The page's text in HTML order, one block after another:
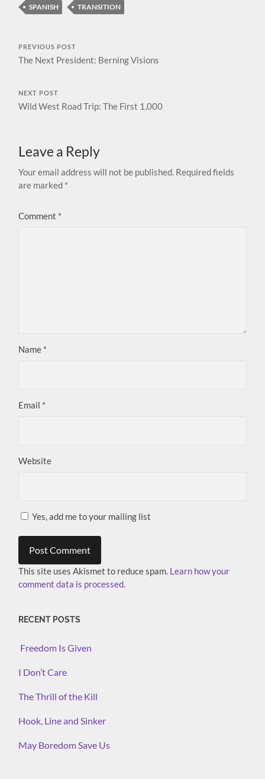
SPANISH TRANSITION
PREVIOUS POST
The Next President: Berning Visions
NEXT POST
Wild West Road Trip: The First 1,000
Leave a Reply
Your email address will not be published. Required fields
are marked *
Comment *
Name *
Email *
Website
Yes, add me to your mailing list
This site uses Akismet to reduce spam. Learn how your
comment data is processed.
RECENT POSTS
Freedom Is Given
I Don’t Care
The Thrill of the Kill
Hook, Line and Sinker
May Boredom Save Us